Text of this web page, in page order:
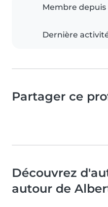
Membre depuis
Dernière
Partager ce
Découvrez
autour de